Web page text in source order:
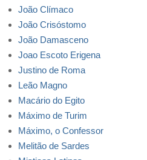
João Clímaco
João Crisóstomo
João Damasceno
Joao Escoto Erigena
Justino de Roma
Leão Magno
Macário do Egito
Máximo de Turim
Máximo, o Confessor
Melitão de Sardes